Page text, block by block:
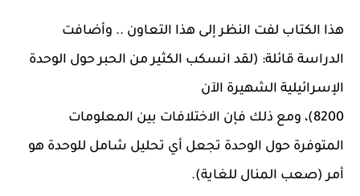
هذا الكتاب لفت النظر إلى هذا التعاون .. وأضافت
الدراسة قائلة: (لقد انسكب الكثير من الحبر حول الوحدة
الإسرائيلية الشهيرة الآن
8200)، ومع ذلك فإن الاختلافات بين المعلومات
المتوفرة حول الوحدة تجعل أي تحليل شامل للوحدة هو
أمر (صعب المنال للغاية).